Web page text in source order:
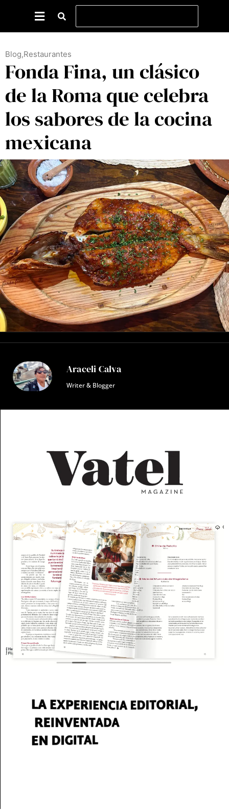
Blog,Restaurantes
Fonda Fina, un clásico
de la Roma que celebra
los sabores de la cocina
mexicana
Araceli Calva
Writer & Blogger